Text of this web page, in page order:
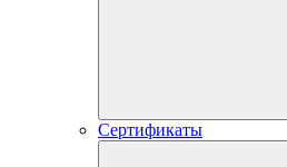
Сертификаты